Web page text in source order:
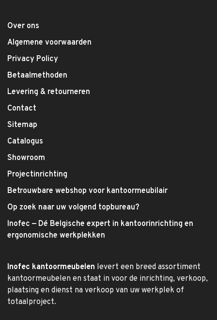
Over ons
Algemene voorwaarden
Privacy Policy
Betaalmethoden
Levering & retourneren
Contact
Sitemap
Catalogus
Showroom
Projectinrichting
Betrouwbare webshop voor kantoormeubilair
Op zoek naar uw volgend topbureau?
Inofec — Dé Belgische expert in kantoorinrichting en
ergonomische werkplekken
Inofec kantoormeubelen levert een breed assortiment
kantoormeubelen en staat in voor de inrichting, verkoop,
plaatsing en dienst na verkoop van uw werkplek of
totaalproject.